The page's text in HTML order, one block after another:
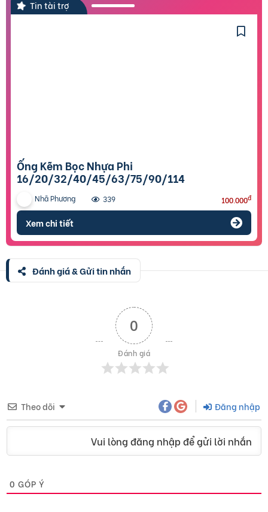
Tin tài trợ
Ống Kẽm Bọc Nhựa Phi
16/20/32/40/45/63/75/90/114
Nhã Phương 339 100.000đ
Xem chi tiết
Đánh giá & Gửi tin nhắn
0
Đánh giá
Theo dõi Đăng nhập
Vui lòng đăng nhập để gửi lời nhắn
0 GÓP Ý